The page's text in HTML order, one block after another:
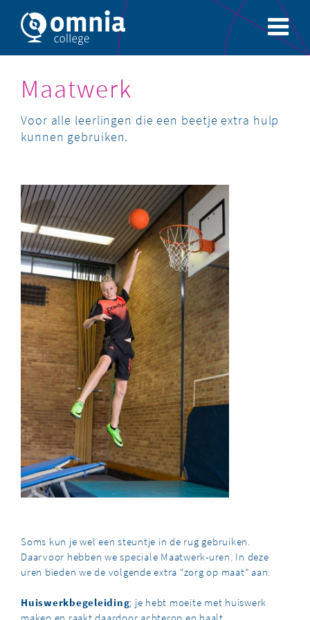
Maatwerk
Voor alle leerlingen die een beetje extra hulp
kunnen gebruiken.
Soms kun je wel een steuntje in de rug gebruiken.
Daarvoor hebben we speciale Maatwerk-uren. In deze
uren bieden we de volgende extra “zorg op maat” aan:
Huiswerkbegeleiding; je hebt moeite met huiswerk